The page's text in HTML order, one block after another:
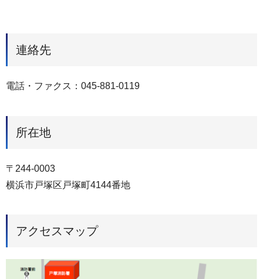
連絡先
電話・ファクス：045‐881‐0119
所在地
〒244-0003
横浜市戸塚区戸塚町4144番地
アクセスマップ